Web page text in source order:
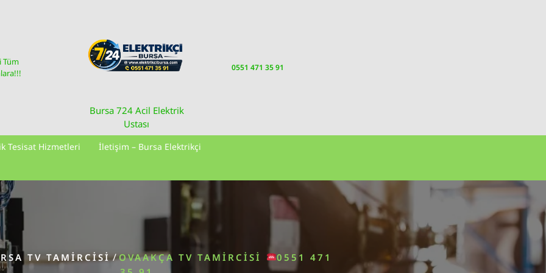
Tüm
Bursa 724 Acil Elektrik
Ustası
0551 471 35 91
Tesisat Hizmetleri
İletişim – Bursa Elektrikçi
TV TAMIRCISI/OVAAKÇA TV TAMIRCISI
0551 471